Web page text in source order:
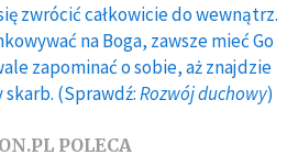
zwrócić całkowicie do wewnątrz.
na Boga, zawsze mieć Go
zapominać o sobie, aż znajdzie
(Sprawdź:Rozwój duchowy)
POLECA